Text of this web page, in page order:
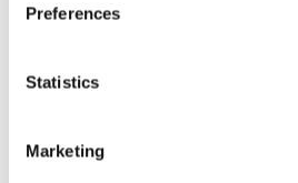
Preferences
Statistics
Marketing